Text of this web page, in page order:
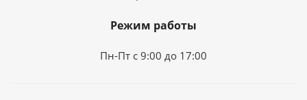
Режим работы
Пн-Пт с 9:00 до 17:00